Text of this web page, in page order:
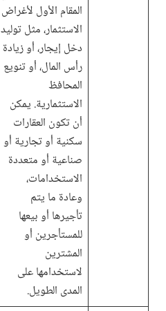
المقام الأول لأغراض
الاستثمار، مثل توليد
دخل إيجار، أو زيادة
رأس المال، أو تنويع
المحافظ
الاستثمارية. يمكن
أن تكون العقارات
سكنية أو تجارية أو
صناعية أو متعددة
الاستخدامات،
وعادة ما يتم
تأجيرها أو بيعها
للمستأجرين أو
المشترين
لاستخدامها على
المدى الطويل.